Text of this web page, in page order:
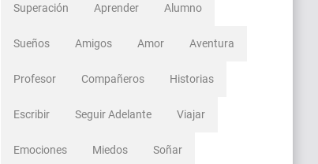
Superación Aprender Alumno
Sueños Amigos Amor Aventura
Profesor Compañeros Historias
Escribir Seguir Adelante Viajar
Emociones Miedos Soñar